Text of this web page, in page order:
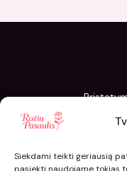
Siekdami teikti geriausią